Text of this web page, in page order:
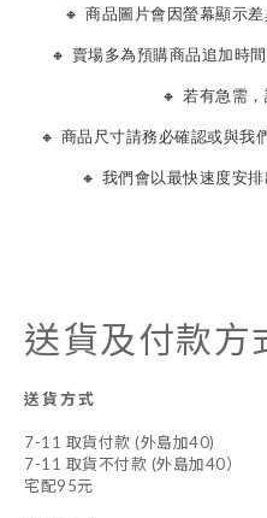
🔸 商品圖片會因螢幕顯示
🔸 賣場多為預購商品追加時
🔸 若有急需
🔸 商品尺寸請務必確認或與我
🔸 我們會以最快速度安
送貨及付款方
送貨方式
7-11 取貨付款 (外島加40)
7-11 取貨不付款 (外島加40）
宅配95元